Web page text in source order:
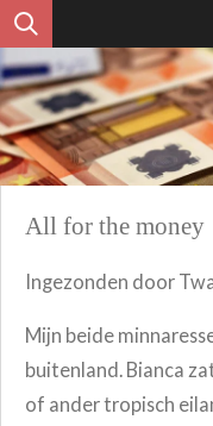
Ga
direct
naar
de
hoofdinhoud
All for the money
Ingezonden door
Mijn beide
buitenland. Bianca
of ander tropisch